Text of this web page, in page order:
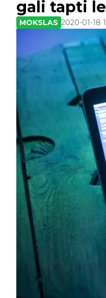
gali tapti
MOKSLAS 2020-01-18